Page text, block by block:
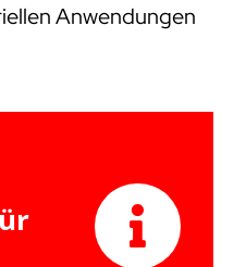
Anwendungen